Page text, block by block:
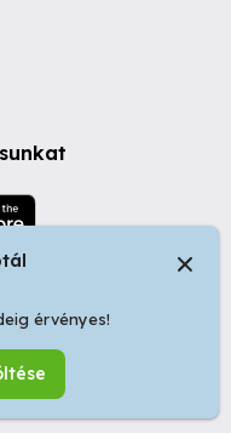
nr 34, Oradea
-
Ingyenes
érvényes!